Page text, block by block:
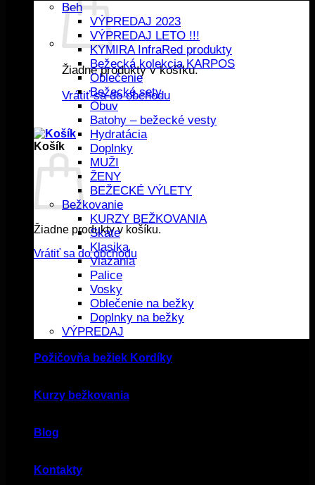
Žiadne produkty v košíku.
Vrátiť sa do obchodu
Košík
Žiadne produkty v košíku.
Vrátiť sa do obchodu
Beh
VÝPREDAJ 2023
VÝPREDAJ LETO !!!
KYMIRA InfraRed produkty
Bežecká kolekcia KARPOS
Oblečenie
Bežecké sety
Obuv
Batohy – bežecké vesty
Hydratácia
Doplnky
MUŽI
ŽENY
BEŽECKÉ VÝLETY
Bežkovanie
KURZY BEŽKOVANIA
Skate
Klasika
Viazania
Palice
Vosky
Oblečenie na bežky
Doplnky na bežky
VÝPREDAJ
Požičovňa bežiek Kordíky
Kurzy bežkovania
Blog
Kontakty